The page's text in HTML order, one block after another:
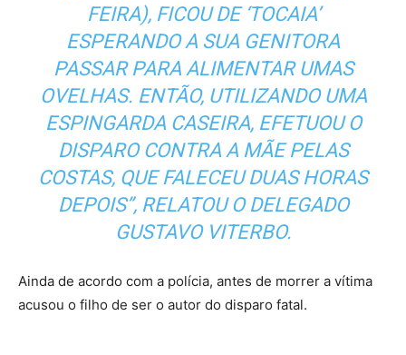
FEIRA), FICOU DE ‘TOCAIA’
ESPERANDO A SUA GENITORA
PASSAR PARA ALIMENTAR UMAS
OVELHAS. ENTÃO, UTILIZANDO UMA
ESPINGARDA CASEIRA, EFETUOU O
DISPARO CONTRA A MÃE PELAS
COSTAS, QUE FALECEU DUAS HORAS
DEPOIS”, RELATOU O DELEGADO
GUSTAVO VITERBO.
Ainda de acordo com a polícia, antes de morrer a vítima
acusou o filho de ser o autor do disparo fatal.